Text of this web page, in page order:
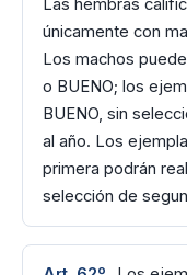
Las hembras
únicamente con
Los machos
o BUENO; los
BUENO, sin
al año. Los
primera podrán
selección de